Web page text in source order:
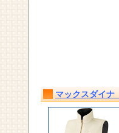
マックスダイナ